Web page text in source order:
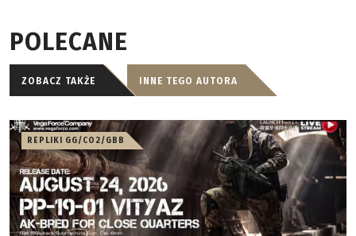
POLECANE
ZOBACZ TAKŻE INNE TEGO AUTORA
REPLIKI GG/CO2/GBB